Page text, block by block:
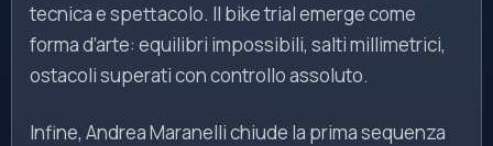
tecnica e spettacolo. Il bike trial emerge come
forma d’arte: equilibri impossibili, salti millimetrici,
ostacoli superati con controllo assoluto.
Infine, Andrea Maranelli chiude la prima sequenza